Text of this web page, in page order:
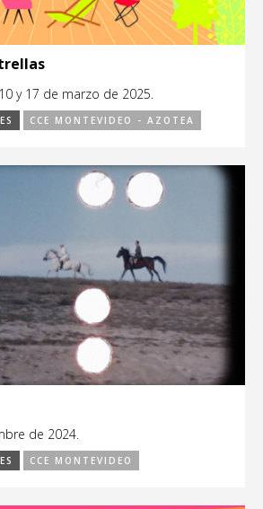
y 17 de marzo de 2025.
CCE MONTEVIDEO - AZOTEA
de 2024.
CCE MONTEVIDEO